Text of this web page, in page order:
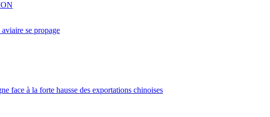
se propage
face à la forte hausse des exportations chinoises